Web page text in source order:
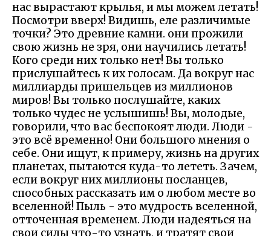
нас вырастают крылья, и мы можем летать!
Посмотри вверх! Видишь, еле различимые
точки? Это древние камни. они прожили
свою жизнь не зря, они научились летать!
Кого среди них только нет! Вы только
прислушайтесь к их голосам. Да вокруг нас
миллиарды пришельцев из миллионов
миров! Вы только послушайте, каких
только чудес не услышишь! Вы, молодые,
говорили, что вас беспокоят люди. Люди -
это всё временно! Они большого мнения о
себе. Они ищут, к примеру, жизнь на других
планетах, пытаются куда-то лететь. Зачем,
если вокруг них миллионы посланцев,
способных рассказать им о любом месте во
вселенной! Пыль - это мудрость вселенной,
отточенная временем. Люди надеяться на
свои силы что-то узнать, и тратят свои